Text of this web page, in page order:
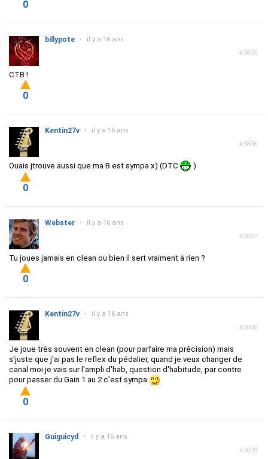
0
#3835
billypote • il y a 16 ans
CTB !
0
#3836
Kentin27v • il y a 16 ans
Ouais jtrouve aussi que ma B est sympa x) (DTC )
0
#3837
Webster • il y a 16 ans
Tu joues jamais en clean ou bien il sert vraiment à rien ?
0
#3838
Kentin27v • il y a 16 ans
Je joue très souvent en clean (pour parfaire ma précision) mais
s'juste que j'ai pas le reflex du pédalier, quand je veux changer de
canal moi je vais sur l'ampli d'hab, question d'habitude, par contre
pour passer du Gain 1 au 2 c'est sympa
0
#3839
Guiguicyd • il y a 16 ans